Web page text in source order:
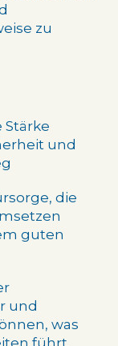
zu
und
die
guten
und
was
führt